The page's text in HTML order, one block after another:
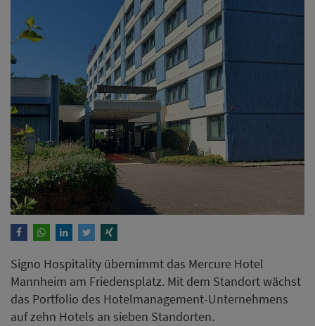
Signo Hospitality übernimmt das Mercure Hotel
Mannheim am Friedensplatz. Mit dem Standort wächst
das Portfolio des Hotelmanagement-Unternehmens
auf zehn Hotels an sieben Standorten.